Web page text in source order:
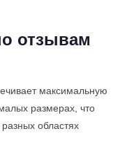
отзывам
максимальную
размерах, что
областях